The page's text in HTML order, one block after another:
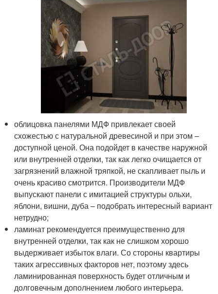
облицовка панелями МДФ привлекает своей
схожестью с натуральной древесиной и при этом –
доступной ценой. Она подойдет в качестве наружной
или внутренней отделки, так как легко очищается от
загрязнений влажной тряпкой, не скапливает пыль и
очень красиво смотрится. Производители МДФ
выпускают панели с имитацией структуры ольхи,
яблони, вишни, дуба – подобрать интересный вариант
нетрудно;
ламинат рекомендуется преимущественно для
внутренней отделки, так как не слишком хорошо
выдерживает избыток влаги. Со стороны квартиры
таких агрессивных факторов нет, поэтому здесь
ламинированная поверхность будет отличным и
долговечным дополнением любого интерьера.